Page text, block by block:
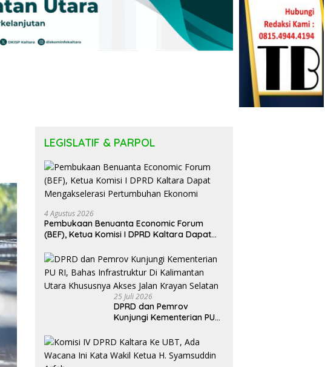
LEGISLATIF & PARPOL
4 Agustus 2026
Pembukaan Benuanta Economic Forum
(BEF), Ketua Komisi I DPRD Kaltara Dapat
25 Juli 2026
DPRD dan Pemrov
Kunjungi Kementerian PU
Kalimantan Utara
Khususnya Akses Jalan
Krayan Selatan